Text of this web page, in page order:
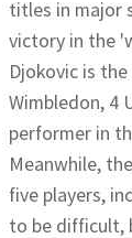
titles in major
victory in the
Djokovic is
Wimbledon, 4
performer in
Meanwhile,
five players,
to be difficult,